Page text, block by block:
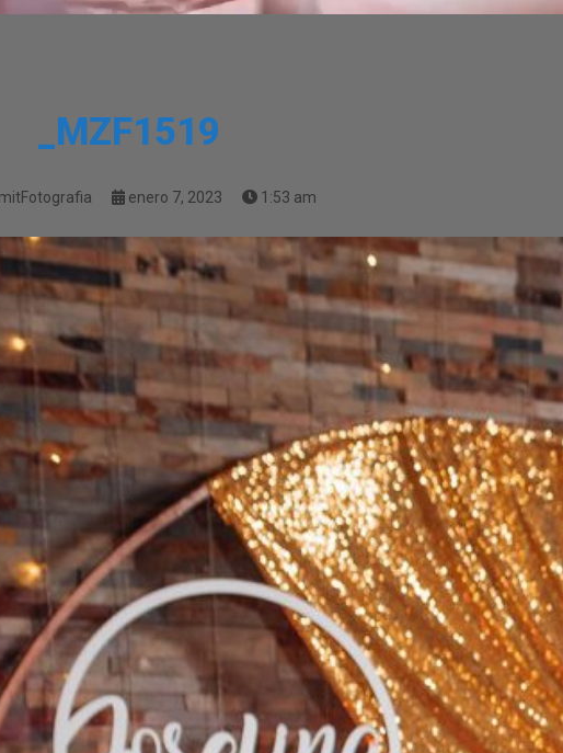
_MZF1519
enero 7, 2023 1:53 am